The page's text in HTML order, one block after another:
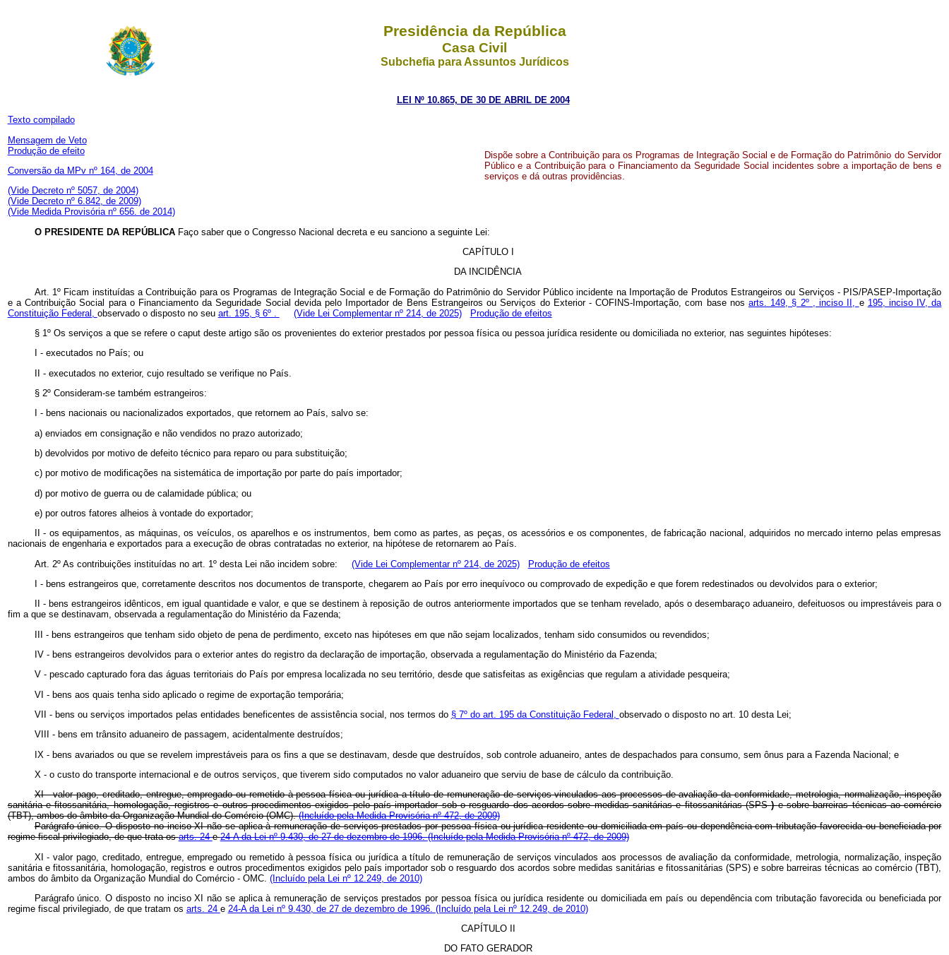
Presidência da República
Casa Civil
Subchefia para Assuntos Jurídicos
LEI Nº 10.865, DE 30 DE ABRIL DE 2004
Texto compilado
Mensagem de Veto
Produção de efeito
Conversão da MPv nº 164, de 2004
(Vide Decreto nº 5057, de 2004)
(Vide Decreto nº 6.842, de 2009)
(Vide Medida Provisória nº 656. de 2014)
Dispõe sobre a Contribuição para os Programas de Integração Social e de Formação do Patrimônio do Servidor
Público e a Contribuição para o Financiamento da Seguridade Social incidentes sobre a importação de bens e
serviços e dá outras providências.
O PRESIDENTE DA REPÚBLICA Faço saber que o Congresso Nacional decreta e eu sanciono a seguinte Lei:
CAPÍTULO I
DA INCIDÊNCIA
Art. 1º Ficam instituídas a Contribuição para os Programas de Integração Social e de Formação do Patrimônio do Servidor Público incidente na Importação de Produtos Estrangeiros ou Serviços - PIS/PASEP-Importação
e a Contribuição Social para o Financiamento da Seguridade Social devida pelo Importador de Bens Estrangeiros ou Serviços do Exterior - COFINS-Importação, com base nos arts. 149, § 2º , inciso II, e 195, inciso IV, da
Constituição Federal, observado o disposto no seu art. 195, § 6º . (Vide Lei Complementar nº 214, de 2025)
Produção de efeitos
§ 1º Os serviços a que se refere o caput deste artigo são os provenientes do exterior prestados por pessoa física ou pessoa jurídica residente ou domiciliada no exterior, nas seguintes hipóteses:
I - executados no País; ou
II - executados no exterior, cujo resultado se verifique no País.
§ 2º Consideram-se também estrangeiros:
I - bens nacionais ou nacionalizados exportados, que retornem ao País, salvo se:
a) enviados em consignação e não vendidos no prazo autorizado;
b) devolvidos por motivo de defeito técnico para reparo ou para substituição;
c) por motivo de modificações na sistemática de importação por parte do país importador;
d) por motivo de guerra ou de calamidade pública; ou
e) por outros fatores alheios à vontade do exportador;
II - os equipamentos, as máquinas, os veículos, os aparelhos e os instrumentos, bem como as partes, as peças, os acessórios e os componentes, de fabricação nacional, adquiridos no mercado interno pelas empresas
nacionais de engenharia e exportados para a execução de obras contratadas no exterior, na hipótese de retornarem ao País.
Art. 2º As contribuições instituídas no art. 1º desta Lei não incidem sobre: (Vide Lei Complementar nº 214, de 2025)
Produção de efeitos
I - bens estrangeiros que, corretamente descritos nos documentos de transporte, chegarem ao País por erro inequívoco ou comprovado de expedição e que forem redestinados ou devolvidos para o exterior;
II - bens estrangeiros idênticos, em igual quantidade e valor, e que se destinem à reposição de outros anteriormente importados que se tenham revelado, após o desembaraço aduaneiro, defeituosos ou imprestáveis para o
fim a que se destinavam, observada a regulamentação do Ministério da Fazenda;
III - bens estrangeiros que tenham sido objeto de pena de perdimento, exceto nas hipóteses em que não sejam localizados, tenham sido consumidos ou revendidos;
IV - bens estrangeiros devolvidos para o exterior antes do registro da declaração de importação, observada a regulamentação do Ministério da Fazenda;
V - pescado capturado fora das águas territoriais do País por empresa localizada no seu território, desde que satisfeitas as exigências que regulam a atividade pesqueira;
VI - bens aos quais tenha sido aplicado o regime de exportação temporária;
VII - bens ou serviços importados pelas entidades beneficentes de assistência social, nos termos do § 7º do art. 195 da Constituição Federal, observado o disposto no art. 10 desta Lei;
VIII - bens em trânsito aduaneiro de passagem, acidentalmente destruídos;
IX - bens avariados ou que se revelem imprestáveis para os fins a que se destinavam, desde que destruídos, sob controle aduaneiro, antes de despachados para consumo, sem ônus para a Fazenda Nacional; e
X - o custo do transporte internacional e de outros serviços, que tiverem sido computados no valor aduaneiro que serviu de base de cálculo da contribuição.
XI - valor pago, creditado, entregue, empregado ou remetido à pessoa física ou jurídica a título de remuneração de serviços vinculados aos processos de avaliação da conformidade, metrologia, normalização, inspeção
sanitária e fitossanitária, homologação, registros e outros procedimentos exigidos pelo país importador sob o resguardo dos acordos sobre medidas sanitárias e fitossanitárias (SPS)e sobre barreiras técnicas ao comércio
(TBT), ambos do âmbito da Organização Mundial do Comércio (OMC).(Incluído pela Medida Provisória nº 472, de 2009)
Parágrafo único. O disposto no inciso XI não se aplica à remuneração de serviços prestados por pessoa física ou jurídica residente ou domiciliada em país ou dependência com tributação favorecida ou beneficiada por
regime fiscal privilegiado, de que trata osarts. 24e24-A da Lei nº 9.430, de 27 de dezembro de 1996.(Incluído pela Medida Provisória nº 472, de 2009)
XI - valor pago, creditado, entregue, empregado ou remetido à pessoa física ou jurídica a título de remuneração de serviços vinculados aos processos de avaliação da conformidade, metrologia, normalização, inspeção
sanitária e fitossanitária, homologação, registros e outros procedimentos exigidos pelo país importador sob o resguardo dos acordos sobre medidas sanitárias e fitossanitárias (SPS) e sobre barreiras técnicas ao comércio (TBT),
ambos do âmbito da Organização Mundial do Comércio - OMC. (Incluído pela Lei nº 12.249, de 2010)
Parágrafo único. O disposto no inciso XI não se aplica à remuneração de serviços prestados por pessoa física ou jurídica residente ou domiciliada em país ou dependência com tributação favorecida ou beneficiada por
regime fiscal privilegiado, de que tratam os arts. 24 e 24-A da Lei nº 9.430, de 27 de dezembro de 1996. (Incluído pela Lei nº 12.249, de 2010)
CAPÍTULO II
DO FATO GERADOR